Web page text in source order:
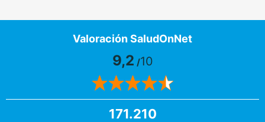
Valoración SaludOnNet
9,2 /10
171.210